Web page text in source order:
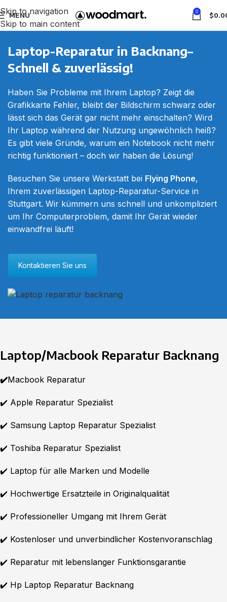
Skip to navigation
Skip to main content
MENU 0 $
PC & Laptop Reparatur
Home PC & Laptop Reparatur
Laptop-Reparatur in Backnang–
Schnell & zuverlässig!
Haben Sie Probleme mit Ihrem Laptop? Zeigt die
Grafikkarte Fehler, bleibt der Bildschirm schwarz oder
lässt sich das Gerät gar nicht mehr einschalten? Wird
Ihr Laptop während der Nutzung ungewöhnlich heiß?
Es gibt viele Gründe, warum ein Notebook nicht mehr
richtig funktioniert – doch wir haben die Lösung!
Besuchen Sie unsere Werkstatt bei Flying Phone,
Ihrem zuverlässigen Laptop-Reparatur-Service in
Stuttgart. Wir kümmern uns schnell und unkompliziert
um Ihr Computerproblem, damit Ihr Gerät wieder
einwandfrei läuft!
Kontaktieren Sie uns
Laptop/Macbook Reparatur Backnang
✔️Macbook Reparatur
✔️ Apple Reparatur Spezialist
✔️ Samsung Laptop Reparatur Spezialist
✔️ Toshiba Reparatur Spezialist
✔️ Laptop für alle Marken und Modelle
✔️ Hochwertige Ersatzteile in Originalqualität
✔️ Professioneller Umgang mit Ihrem Gerät
✔️ Kostenloser und unverbindlicher Kostenvoranschlag
✔️ Reparatur mit lebenslanger Funktionsgarantie
✔️ Hp Laptop Reparatur Backnang